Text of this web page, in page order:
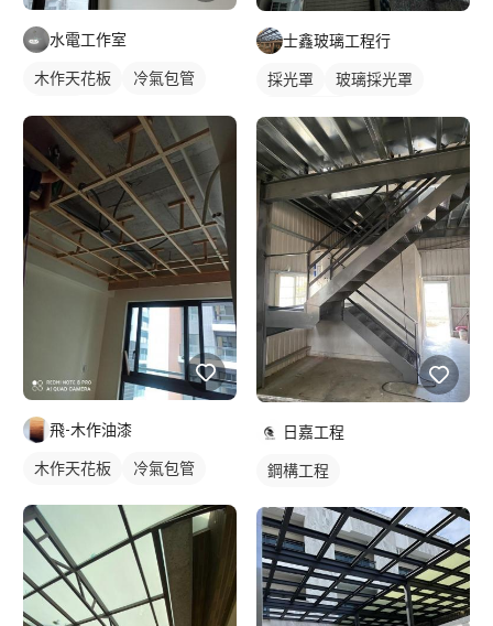
水電工作室
木作天花板
冷氣包管
飛-木作油漆
木作天花板 冷氣包管
士鑫玻璃工程行
採光罩
玻璃採光罩
日嘉工程
鋼構工程